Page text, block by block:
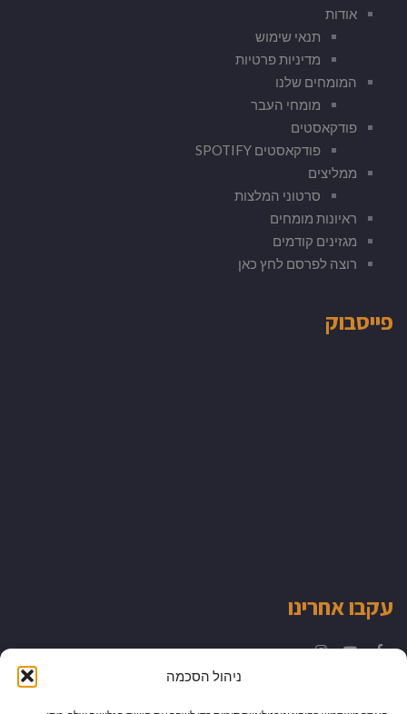
ניהול הסכמה
אודות
תנאי שימוש
מדיניות פרטיות
המומחים שלנו
מומחי העבר
פודקאסטים
פודקאסטים SPOTIFY
ממליצים
סרטוני המלצות
ראיונות מומחים
מגזינים קודמים
רוצה לפרסם לחץ כאן
פייסבוק
עקבו אחרינו